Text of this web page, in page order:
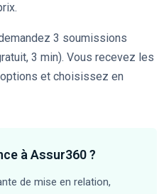
3 soumissions
3 min). Vous recevez les
et choisissez en
à Assur360 ?
de mise en relation,